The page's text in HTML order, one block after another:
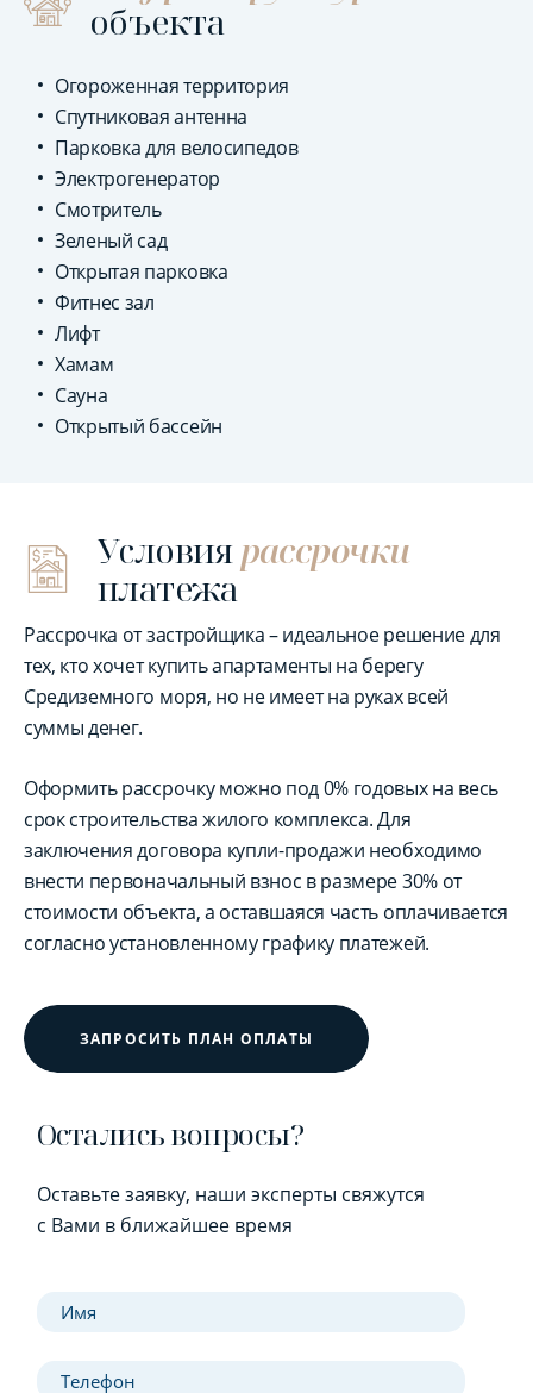
объекта
Огороженная территория
Спутниковая антенна
Парковка для велосипедов
Электрогенератор
Смотритель
Зеленый сад
Открытая парковка
Фитнес зал
Лифт
Хамам
Сауна
Открытый бассейн
Условиярассрочки
платежа
Рассрочка от застройщика – идеальное решение для
тех, кто хочет купить апартаменты на берегу
Средиземного моря, но не имеет на руках всей
суммы денег.
Оформить рассрочку можно под 0% годовых на весь
срок строительства жилого комплекса. Для
заключения договора купли-продажи необходимо
внести первоначальный взнос в размере 30% от
стоимости объекта, а оставшаяся часть оплачивается
согласно установленному графику платежей.
ЗАПРОСИТЬ ПЛАН ОПЛАТЫ
Остались вопросы?
Оставьте заявку, наши эксперты свяжутся
с Вами в ближайшее время